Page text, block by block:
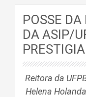
POSSE
DA ASIP/
Reitora da
Helena